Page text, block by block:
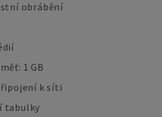
obrábění
1 GB
k síti
tabulky